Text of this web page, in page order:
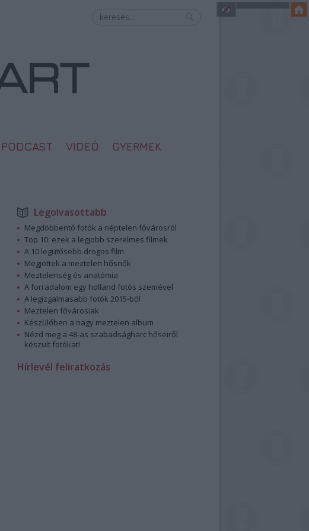
PODCAST VIDEÓ GYERMEK
Legolvasottabb
Megdöbbentő fotók a néptelen fővárosról
Top 10: ezek a legjobb szerelmes filmek
A 10 legütősebb drogos film
Megjöttek a meztelen hősnők
Meztelenség és anatómia
A forradalom egy holland fotós szemével
A legizgalmasabb fotók 2015-ből
Meztelen fővárosiak
Készülőben a nagy meztelen album
Nézd meg a 48-as szabadságharc hőseiről
készült fotókat!
Hírlevél feliratkozás